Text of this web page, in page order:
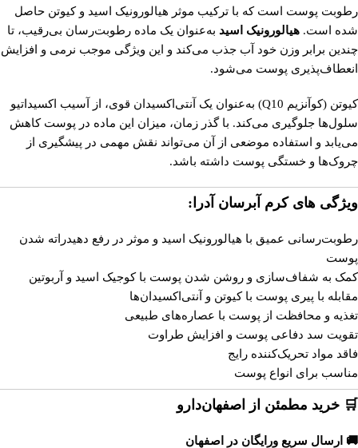
رطوبت پوست است که با ترکیب موثر هیالورونیک اسید و کیوتن حاصل
شده است. هیالورونیک اسید به‌عنوان یک ماده رطوبت‌رسان بی‌رقیب، تا
چندین برابر وزن خود آب جذب می‌کند و این ویژگی موجب نرمی و افزایش
انعطاف‌پذیری پوست می‌شود.
کیوتن (کوآنزیم Q10) به‌عنوان یک آنتی‌اکسیدان قوی، از آسیب اکسیداتیو
سلول‌ها جلوگیری می‌کند. با گذر زمان، میزان این ماده در پوست کاهش
می‌یابد و استفاده موضعی از آن می‌تواند نقش مهمی در پیشگیری از
چروک‌ها و خستگی پوست داشته باشد.
ویژگی های کرم آبرسان آدرا:
رطوبت‌رسانی عمیق با هیالورونیک اسید و موثر در رفع دهیدراته شدن
پوست
کمک به شفاف‌سازی و روشن شدن پوست با کوجیک اسید و آربوتین
مقابله با پیری پوست با کیوتن و آنتی‌اکسیدان‌ها
تغذیه و محافظت از پوست با عصاره‌های طبیعی
تقویت سد دفاعی پوست و افزایش طراوت
فاقد مواد تحریک‌کننده رایج
مناسب برای انواع پوست
🛒 خرید مطمئن از اصفهان‌دارو
🚚 ارسال سریع ورایگان در اصفهان